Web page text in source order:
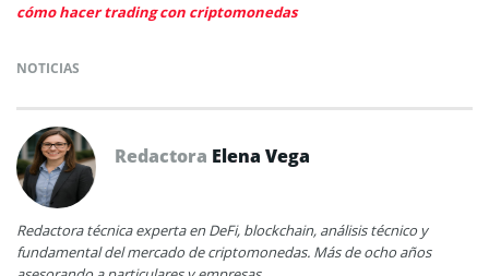
cómo hacer trading con criptomonedas
NOTICIAS
Redactora Elena Vega
Redactora técnica experta en DeFi, blockchain, análisis técnico y
fundamental del mercado de criptomonedas. Más de ocho años